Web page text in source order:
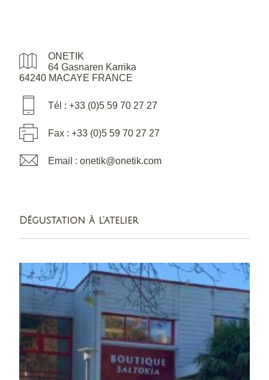
ONETIK
64 Gasnaren Karrika
64240 MACAYE FRANCE
Tél : +33 (0)5 59 70 27 27
Fax : +33 (0)5 59 70 27 27
Email : onetik@onetik.com
Dégustation à l'atelier